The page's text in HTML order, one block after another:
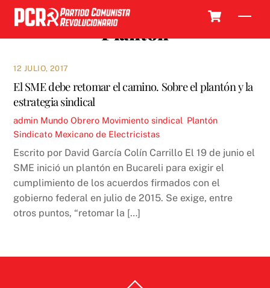
Skip
content
Plantón
12 JULIO, 2017
El SME debe retomar el camino. Sobre el plantón y la
estrategia sindical
admin Mundo Obrero Movimiento sindical Plantón
Sindicato Mexicano de Electricistas
Escrito por David García Colín Carrillo El 19 de junio el
SME inició un plantón en Bucareli para exigir el
cumplimiento de los acuerdos firmados con el
gobierno federal en julio de 2015. Se exige, entre
otros puntos, “retomar la […]